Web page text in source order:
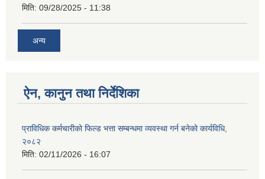
मिति: 09/28/2025 - 11:38
अन्य
ऐन, कानुन तथा निर्देशिका
प्राविधिक कर्मचारीको फिल्ड भत्ता सम्बन्धमा व्यवस्था गर्न बनेको कार्यविधि,
२०८२
मिति: 02/11/2026 - 16:07